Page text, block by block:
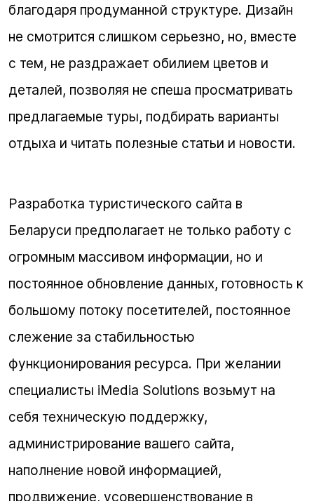
благодаря продуманной структуре. Дизайн
не смотрится слишком серьезно, но, вместе
с тем, не раздражает обилием цветов и
деталей, позволяя не спеша просматривать
предлагаемые туры, подбирать варианты
отдыха и читать полезные статьи и новости.
Разработка туристического сайта в
Беларуси предполагает не только работу с
огромным массивом информации, но и
постоянное обновление данных, готовность к
большому потоку посетителей, постоянное
слежение за стабильностью
функционирования ресурса. При желании
специалисты iMedia Solutions возьмут на
себя техническую поддержку,
администрирование вашего сайта,
наполнение новой информацией,
продвижение, усовершенствование в